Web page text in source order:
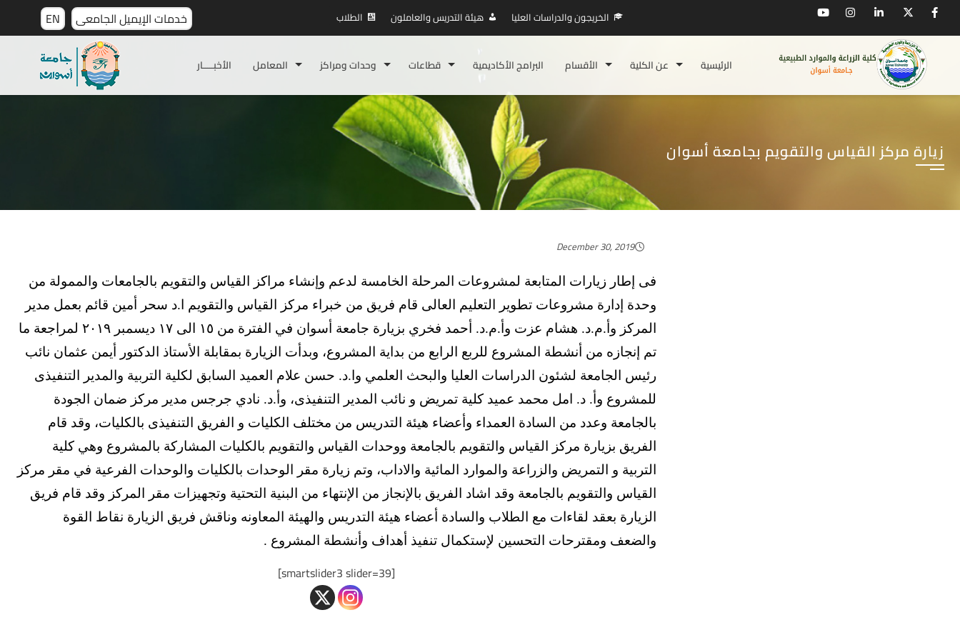
EN خدمات الإيميل الجامعى الطلاب هيئة التدريس والعاملون الخريجون والدراسات العليا
الأخبـــــار المعامل وحدات ومراكز قطاعات البرامج الأكاديمية الأقسام عن الكلية الرئيسية
زيارة مركز القياس والتقويم بجامعة أسوان
December 30, 2019
فى إطار زيارات المتابعة لمشروعات المرحلة الخامسة لدعم وإنشاء مراكز القياس والتقويم بالجامعات والممولة من
وحدة إدارة مشروعات تطوير التعليم العالى قام فريق من خبراء مركز القياس والتقويم ا.د سحر أمين قائم بعمل مدير
المركز وأ.م.د. هشام عزت وأ.م.د. أحمد فخري بزيارة جامعة أسوان في الفترة من ١٥ الى ١٧ ديسمبر ٢٠١٩ لمراجعة ما
تم إنجازه من أنشطة المشروع للربع الرابع من بداية المشروع، وبدأت الزيارة بمقابلة الأستاذ الدكتور أيمن عثمان نائب
رئيس الجامعة لشئون الدراسات العليا والبحث العلمي وا.د. حسن علام العميد السابق لكلية التربية والمدير التنفيذى
للمشروع وأ. د. امل محمد عميد كلية تمريض و نائب المدير التنفيذى، وأ.د. نادي جرجس مدير مركز ضمان الجودة
بالجامعة وعدد من السادة العمداء وأعضاء هيئة التدريس من مختلف الكليات و الفريق التنفيذى بالكليات، وقد قام
الفريق بزيارة مركز القياس والتقويم بالجامعة ووحدات القياس والتقويم بالكليات المشاركة بالمشروع وهي كلية
التربية و التمريض والزراعة والموارد المائية والاداب، وتم زيارة مقر الوحدات بالكليات والوحدات الفرعية في مقر مركز
القياس والتقويم بالجامعة وقد اشاد الفريق بالإنجاز من الإنتهاء من البنية التحتية وتجهيزات مقر المركز وقد قام فريق
الزيارة بعقد لقاءات مع الطلاب والسادة أعضاء هيئة التدريس والهيئة المعاونه وناقش فريق الزيارة نقاط القوة
والضعف ومقترحات التحسين لإستكمال تنفيذ أهداف وأنشطة المشروع .
[smartslider3 slider=39]